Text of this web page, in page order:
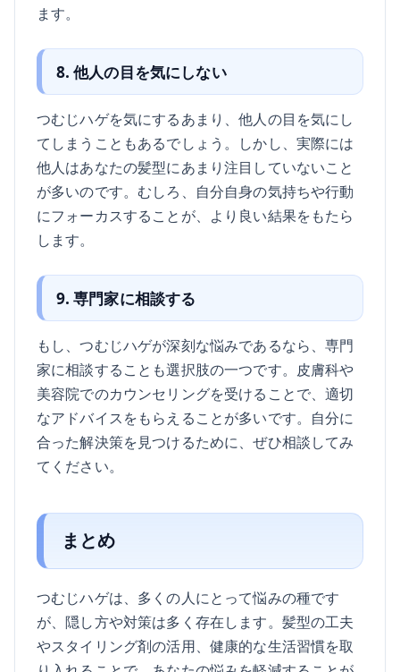
ます。
8. 他人の目を気にしない
つむじハゲを気にするあまり、他人の目を気にし
てしまうこともあるでしょう。しかし、実際には
他人はあなたの髪型にあまり注目していないこと
が多いのです。むしろ、自分自身の気持ちや行動
にフォーカスすることが、より良い結果をもたら
します。
9. 専門家に相談する
もし、つむじハゲが深刻な悩みであるなら、専門
家に相談することも選択肢の一つです。皮膚科や
美容院でのカウンセリングを受けることで、適切
なアドバイスをもらえることが多いです。自分に
合った解決策を見つけるために、ぜひ相談してみ
てください。
まとめ
つむじハゲは、多くの人にとって悩みの種です
が、隠し方や対策は多く存在します。髪型の工夫
やスタイリング剤の活用、健康的な生活習慣を取